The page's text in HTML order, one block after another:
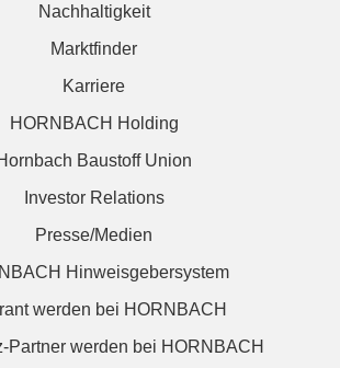
Nachhaltigkeit
Marktfinder
Karriere
HORNBACH Holding
Baustoff Union
Investor Relations
Presse/Medien
Hinweisgebersystem
werden bei HORNBACH
Partner werden bei HORNBACH